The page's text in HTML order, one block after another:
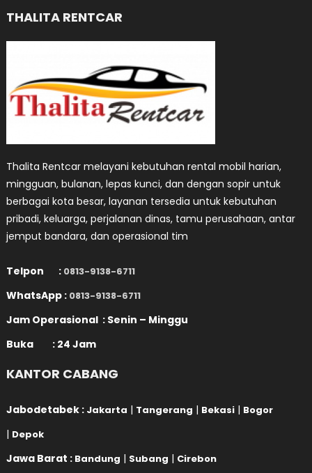
THALITA RENTCAR
Thalita Rentcar melayani kebutuhan rental mobil harian,
mingguan, bulanan, lepas kunci, dan dengan sopir untuk
berbagai kota besar, layanan tersedia untuk kebutuhan
pribadi, keluarga, perjalanan dinas, tamu perusahaan, antar
jemput bandara, dan operasional tim
Telpon : 0813-9138-6711
WhatsApp : 0813-9138-6711
Jam Operasional : Senin – Minggu
Buka : 24 Jam
KANTOR CABANG
Jabodetabek : Jakarta | Tangerang | Bekasi | Bogor
| Depok
Jawa Barat : Bandung | Subang | Cirebon